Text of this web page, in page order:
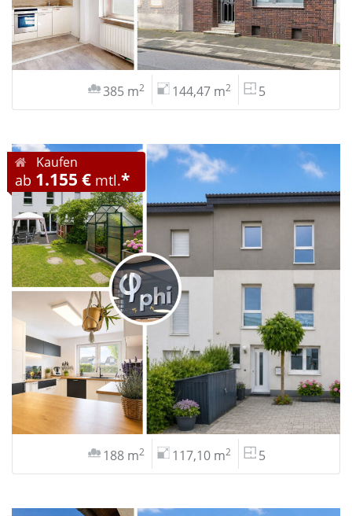
385 m2 144,47 m2 5
Kaufen
ab 1.155 € mtl.*
188 m2 117,10 m2 5